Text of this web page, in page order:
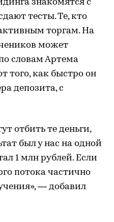
знакомятся с
тесты. Те, кто
торгам. На
может
словам Артема
того, как быстро он
депозита, с
отбить те деньги,
был у нас на одной
1 млн рублей. Если
потока частично
— добавил